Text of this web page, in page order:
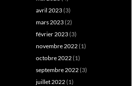
avril 2023(3)
mars 2023(2)
février 2023(3)
novembre 2022(1)
octobre 2022(1)
septembre 2022(3)
juillet 2022(1)